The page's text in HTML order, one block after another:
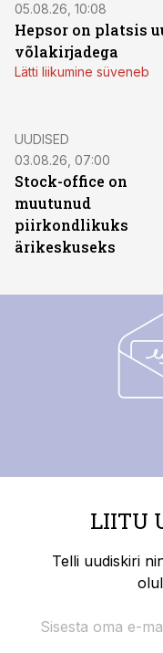
05.08.26, 10:08
Hepsor on platsis
võlakirjadega
Lätti liikumine süveneb
UUDISED
03.08.26, 07:00
Stock-office on
muutunud
piirkondlikuks
ärikeskuseks
LIITU
Telli uudiskiri